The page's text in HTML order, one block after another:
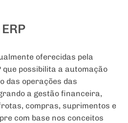
oferecidas pela
que possibilita a automação
das operações das
a gestão financeira,
compras, suprimentos e
com base nos conceitos